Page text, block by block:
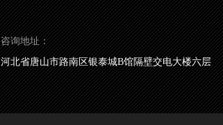
咨询地址：
河北省唐山市路南区银泰城B馆隔壁交电大楼六层